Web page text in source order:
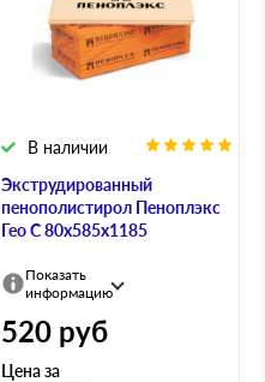
Экструдированный
пенополистирол Пеноплэкс
Гео С 80х585х1185
В наличии
Показать
информацию
520 руб
Цена за